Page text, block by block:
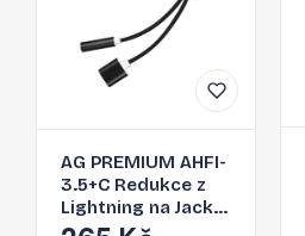
AG PREMIUM AHFI-
3.5+C Redukce z
Lightning na Jack
3,5/Lightning,